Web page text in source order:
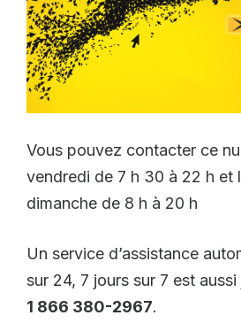
Vous pouvez contacter ce
vendredi de 7 h 30 à 22 h et
dimanche de 8 h à 20 h
Un service d’assistance
sur 24, 7 jours sur 7 est
1 866 380-2967.